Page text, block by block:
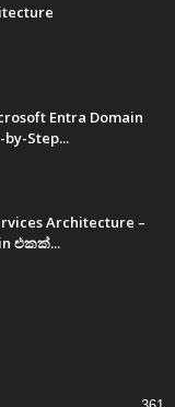
Entra Domain
Step...
Architecture –
එකක්...